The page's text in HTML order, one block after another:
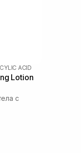
ACID
Lotion
с